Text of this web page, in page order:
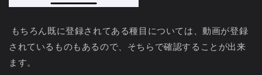
もちろん既に登録されてある種目については、動画が登録
されているものもあるので、そちらで確認することが出来
ます。